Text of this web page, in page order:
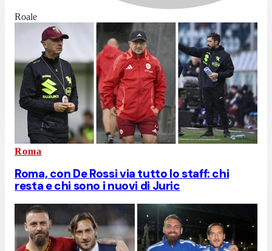
Roale
Roma
Roma, con De Rossi via tutto lo staff: chi
resta e chi sono i nuovi di Juric